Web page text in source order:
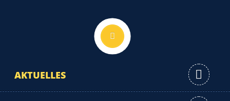
AKTUELLES